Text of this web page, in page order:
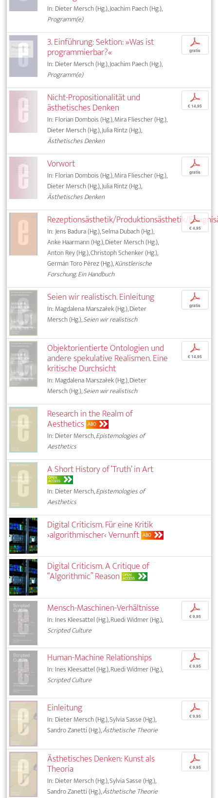
In: Dieter Mersch (Hg.), Joachim Paech (Hg.),
Programm(e)
3. Einführung: Sektion: »Was ist
programmierbar?«
In: Dieter Mersch (Hg.), Joachim Paech (Hg.),
Programm(e)
p
gratis
Nicht-Propositionalität und
ästhetisches Denken
In: Florian Dombois (Hg.), Mira Fliescher (Hg.),
Dieter Mersch (Hg.), Julia Rintz (Hg.),
Ästhetisches Denken
p
€ 14,95
Vorwort
In: Florian Dombois (Hg.), Mira Fliescher (Hg.),
Dieter Mersch (Hg.), Julia Rintz (Hg.),
Ästhetisches Denken
p
gratis
Rezeptionsästhetik/Produktionsästhetik/
In: Jens Badura (Hg.), Selma Dubach (Hg.),
Anke Haarmann (Hg.), Dieter Mersch (Hg.),
Anton Rey (Hg.), Christoph Schenker (Hg.),
Germán Toro Pérez (Hg.),Künstlerische
Forschung. Ein Handbuch
p
€ 4,95
Seien wir realistisch. Einleitung
In: Magdalena Marszałek (Hg.), Dieter
Mersch (Hg.),Seien wir realistisch
p
gratis
Objektorientierte Ontologien und
andere spekulative Realismen. Eine
kritische Durchsicht
In: Magdalena Marszałek (Hg.), Dieter
Mersch (Hg.),Seien wir realistisch
p
€ 14,95
Research in the Realm of
Aesthetics ABO
In: Dieter Mersch,Epistemologies of
Aesthetics
A Short History of ‘Truth’ in Art
OPEN
ACCESS
In: Dieter Mersch,Epistemologies of
Aesthetics
Digital Criticism. Für eine Kritik
›algorithmischer‹ Vernunft ABO
Digital Criticism. A Critique of
“Algorithmic” Reason OPEN
ACCESS
Mensch-Maschinen-Verhältnisse
In: Ines Kleesattel (Hg.), Ruedi Widmer (Hg.),
Scripted Culture
p
€ 9,95
Human-Machine Relationships
In: Ines Kleesattel (Hg.), Ruedi Widmer (Hg.),
Scripted Culture
p
€ 9,95
Einleitung
In: Dieter Mersch (Hg.), Sylvia Sasse (Hg.),
Sandro Zanetti (Hg.),Ästhetische Theorie
p
€ 9,95
Ästhetisches Denken: Kunst als
Theoria
In: Dieter Mersch (Hg.), Sylvia Sasse (Hg.),
Sandro Zanetti (Hg.),Ästhetische Theorie
p
€ 9,95